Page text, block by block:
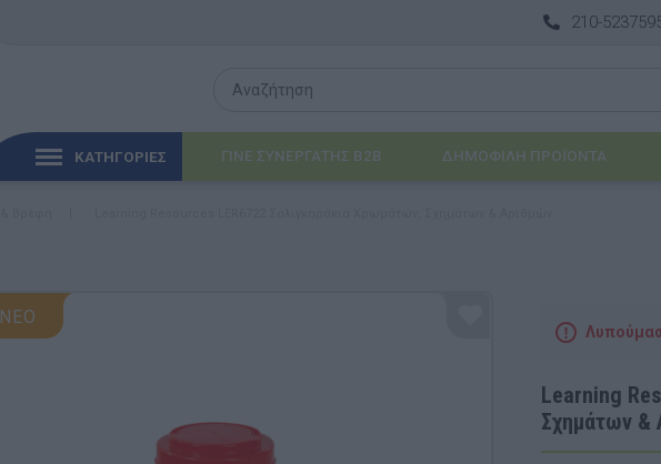
210-
ΚΑΤΗΓΟΡΙΕΣ
ΠΑΙΧΝΊΔΙΑ ΓΙΑ ΜΩΡΆ & ΒΡΈΦΗ
Ανακαλύπτοντας τα Μαθηματικά Βασικός εξοπλισμός & Μονάδες
ΓΙΝΕ ΣΥΝΕΡΓΑΤΗΣ B2B ΔΗΜΟΦΙΛΉ ΠΡΟΪΌΝΤΑ
ΝΕΟ
Learning
Σχημάτων &